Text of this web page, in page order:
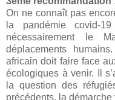
On ne connaît pas
la pandémie covid-
nécessairement le
déplacements
africain doit faire face
écologiques à venir. Il
la question des
précédents, la